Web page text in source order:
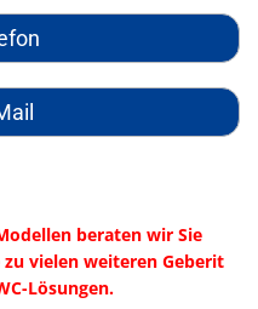
beraten wir Sie
vielen weiteren Geberit
Lösungen.